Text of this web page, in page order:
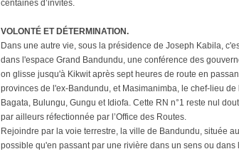
centaines d’invités.
VOLONTÉ ET DÉTERMINATION.
Dans une autre vie, sous la présidence de Joseph Kabila,
dans l'espace Grand Bandundu, une conférence des
on glisse jusqu'à Kikwit après sept heures de route en
provinces de l'ex-Bandundu, et Masimanimba, le chef-lieu
Bagata, Bulungu, Gungu et Idiofa. Cette RN n°1 reste nul
par ailleurs réfectionnée par l’Office des Routes.
Rejoindre par la voie terrestre, la ville de Bandundu, située
possible qu'en passant par une rivière dans un sens ou